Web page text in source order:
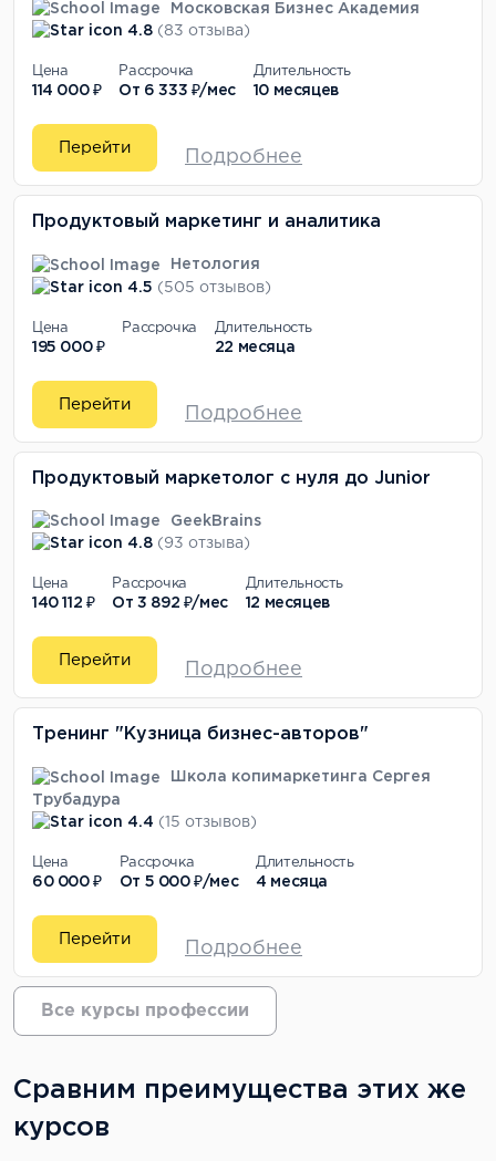
Московская Бизнес Академия
4.8 (83 отзыва)
Цена
114 000 ₽
Рассрочка
От 6 333 ₽/мес
Длительность
10 месяцев
Перейти
Подробнее
Продуктовый маркетинг и аналитика
Нетология
4.5 (505 отзывов)
Цена
195 000 ₽
Рассрочка Длительность
22 месяца
Перейти
Подробнее
Продуктовый маркетолог с нуля до Junior
GeekBrains
4.8 (93 отзыва)
Цена
140 112 ₽
Рассрочка
От 3 892 ₽/мес
Длительность
12 месяцев
Перейти
Подробнее
Тренинг "Кузница бизнес-авторов"
Школа копимаркетинга Сергея
Трубадура
4.4 (15 отзывов)
Цена
60 000 ₽
Рассрочка
От 5 000 ₽/мес
Длительность
4 месяца
Перейти
Подробнее
Все курсы профессии
Сравним преимущества этих же
курсов